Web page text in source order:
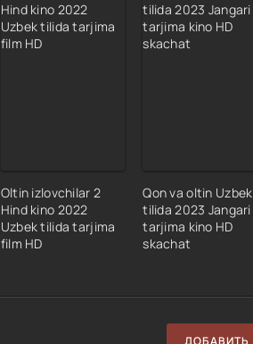
Oltin izlovchilar 2
Hind kino 2022
Uzbek tilida tarjima
film HD
Qon va oltin Uzbek
tilida 2023 Jangari
tarjima kino HD
skachat